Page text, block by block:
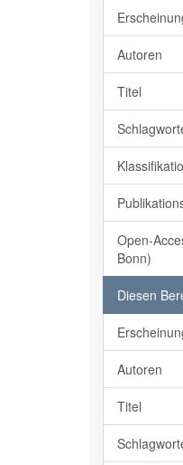
Autoren
Titel
Open-
Bonn)
Diesen
Autoren
Titel